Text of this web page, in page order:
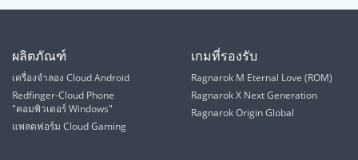
ผลิตภัณฑ์
เครื่องจำลอง Cloud Android
Redfinger-Cloud Phone
"คอมพิวเตอร์ Windows"
แพลตฟอร์ม Cloud Gaming
เกมที่รองรับ
Ragnarok M Eternal Love (ROM)
Ragnarok X Next Generation
Ragnarok Origin Global